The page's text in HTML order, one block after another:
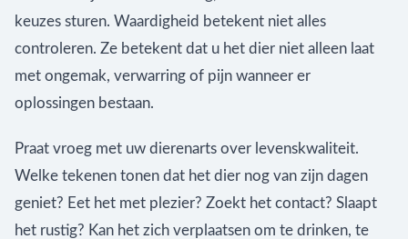
keuzes sturen. Waardigheid betekent niet alles
controleren. Ze betekent dat u het dier niet alleen laat
met ongemak, verwarring of pijn wanneer er
oplossingen bestaan.
Praat vroeg met uw dierenarts over levenskwaliteit.
Welke tekenen tonen dat het dier nog van zijn dagen
geniet? Eet het met plezier? Zoekt het contact? Slaapt
het rustig? Kan het zich verplaatsen om te drinken, te